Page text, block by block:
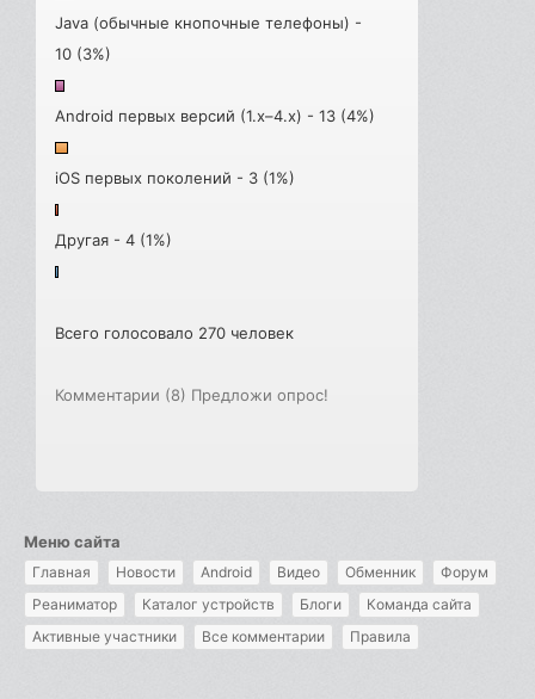
Java (обычные кнопочные телефоны) -
10 (3%)
Android первых версий (1.x–4.x) - 13 (4%)
iOS первых поколений - 3 (1%)
Другая - 4 (1%)
Всего голосовало 270 человек
Комментарии (8) Предложи опрос!
Меню сайта
Главная Новости Android Видео Обменник
Форум
Реаниматор
Каталог устройств Блоги
Команда сайта
Активные участники
Все комментарии Правила